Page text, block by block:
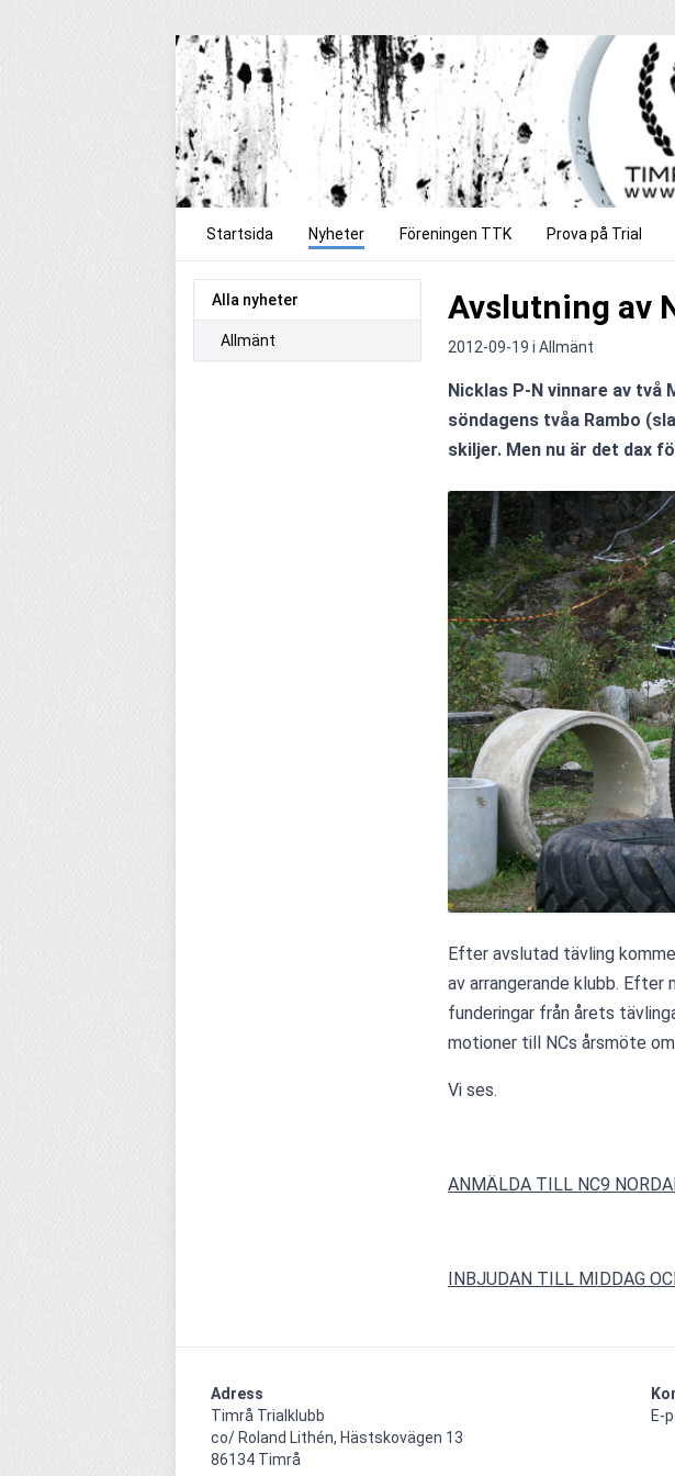
Startsida Nyheter Föreningen TTK Prova på Trial
Alla nyheter
Allmänt
Avslutning av
2012-09-19 i Allmänt
Nicklas P-N vinnare av två
söndagens tvåa Rambo
skiljer. Men nu är det dax
Efter avslutad tävling
av arrangerande klubb. Efter
funderingar från årets
motioner till NCs årsmöte
Vi ses.
ANMÄLDA TILL NC9
INBJUDAN TILL MIDDAG
Adress
Timrå Trialklubb
co/ Roland Lithén, Hästskovägen 13
86134 Timrå
E-